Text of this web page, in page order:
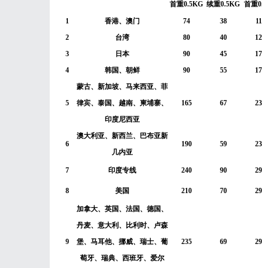
首重0.5KG 续重0.5KG 首重
1 香港、澳门 74 38
2
台湾 80 40
3
日本 90 45
4
韩国、朝鲜 90 55
5
蒙古、新加坡、马来西亚、菲
律宾、泰国、越南、柬埔寨、
印度尼西亚
165 67
6
澳大利亚、新西兰、巴布亚新
几内亚
190 59
7 印度专线 240 90
8 美国 210 70
9
加拿大、英国、法国、德国、
丹麦、意大利、比利时、卢森
堡、马耳他、挪威、瑞士、葡
萄牙、瑞典、西班牙、爱尔
235 69